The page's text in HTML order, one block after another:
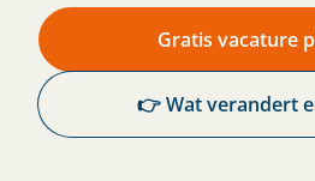
Gratis vacature
👉 Wat verandert